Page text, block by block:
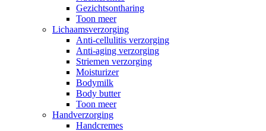
Gezichtsontharing
Toon meer
Lichaamsverzorging
Anti-cellulitis verzorging
Anti-aging verzorging
Striemen verzorging
Moisturizer
Bodymilk
Body butter
Toon meer
Handverzorging
Handcremes